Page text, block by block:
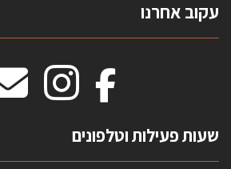
טפטים משולשים
וילונות חסיני אש
מדבקות אנטי סאן
עקוב אחרנו
שעות פעילות וטלפונים